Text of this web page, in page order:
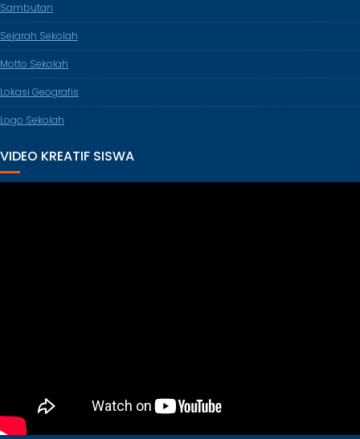
Sambutan
Sejarah Sekolah
Motto Sekolah
Lokasi Geografis
Logo Sekolah
VIDEO KREATIF SISWA